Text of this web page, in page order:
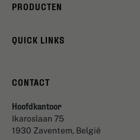
PRODUCTEN
QUICK LINKS
CONTACT
Hoofdkantoor
Ikaroslaan 75
1930 Zaventem, België